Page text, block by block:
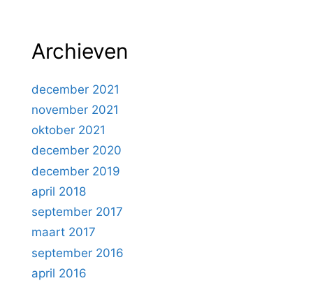
Archieven
december 2021
november 2021
oktober 2021
december 2020
december 2019
april 2018
september 2017
maart 2017
september 2016
april 2016